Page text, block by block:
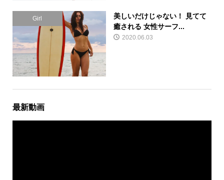
Girl
美しいだけじゃない！ 見てて
癒される 女性サーフ...
2020.06.03
最新動画